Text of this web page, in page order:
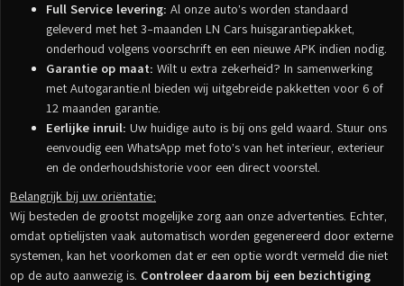
Full Service levering: Al onze auto’s worden standaard
geleverd met het 3-maanden LN Cars huisgarantiepakket,
onderhoud volgens voorschrift en een nieuwe APK indien nodig.
Garantie op maat: Wilt u extra zekerheid? In samenwerking
met Autogarantie.nl bieden wij uitgebreide pakketten voor 6 of
12 maanden garantie.
Eerlijke inruil: Uw huidige auto is bij ons geld waard. Stuur ons
eenvoudig een WhatsApp met foto’s van het interieur, exterieur
en de onderhoudshistorie voor een direct voorstel.
Belangrijk bij uw oriëntatie:
Wij besteden de grootst mogelijke zorg aan onze advertenties. Echter,
omdat optielijsten vaak automatisch worden gegenereerd door externe
systemen, kan het voorkomen dat er een optie wordt vermeld die niet
op de auto aanwezig is. Controleer daarom bij een bezichtiging